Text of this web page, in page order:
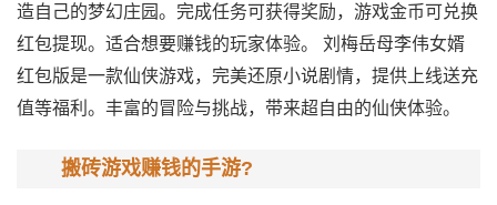
造自己的梦幻庄园。完成任务可获得奖励，游戏金币可兑换
红包提现。适合想要赚钱的玩家体验。 刘梅岳母李伟女婿
红包版是一款仙侠游戏，完美还原小说剧情，提供上线送充
值等福利。丰富的冒险与挑战，带来超自由的仙侠体验。
搬砖游戏赚钱的手游?